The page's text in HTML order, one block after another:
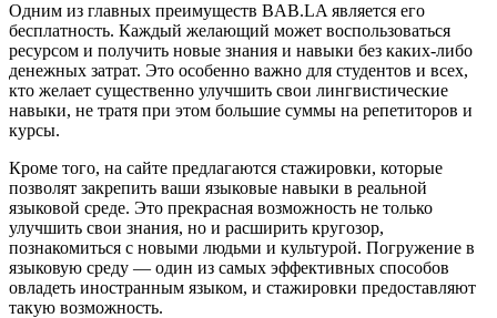
Одним из главных преимуществ BAB.LA является его
бесплатность. Каждый желающий может воспользоваться
ресурсом и получить новые знания и навыки без каких-либо
денежных затрат. Это особенно важно для студентов и всех,
кто желает существенно улучшить свои лингвистические
навыки, не тратя при этом большие суммы на репетиторов и
курсы.
Кроме того, на сайте предлагаются стажировки, которые
позволят закрепить ваши языковые навыки в реальной
языковой среде. Это прекрасная возможность не только
улучшить свои знания, но и расширить кругозор,
познакомиться с новыми людьми и культурой. Погружение в
языковую среду — один из самых эффективных способов
овладеть иностранным языком, и стажировки предоставляют
такую возможность.